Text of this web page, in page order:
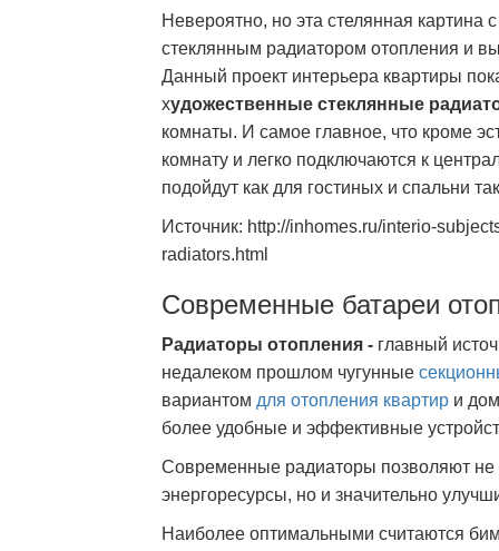
Невероятно, но эта стелянная картина
стеклянным радиатором отопления и
Данный проект интерьера квартиры
художественные стеклянные
комнаты. И самое главное, что кроме
комнату и легко подключаются к
подойдут как для гостиных и спальни
Источник: http://inhomes.ru/interio-
radiators.html
Современные батареи
Радиаторы отопления - главный
недалеком прошлом чугунные
вариантом для отопления квартир и
более удобные и эффективные
Современные радиаторы позволяют не
энергоресурсы, но и значительно
Наиболее оптимальными считаются